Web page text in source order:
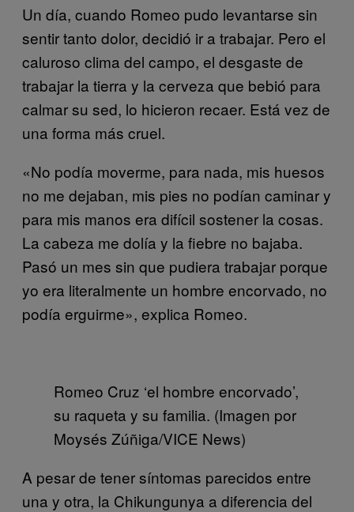
Un día, cuando Romeo pudo levantarse sin
sentir tanto dolor, decidió ir a trabajar. Pero el
caluroso clima del campo, el desgaste de
trabajar la tierra y la cerveza que bebió para
calmar su sed, lo hicieron recaer. Está vez de
una forma más cruel.
«No podía moverme, para nada, mis huesos
no me dejaban, mis pies no podían caminar y
para mis manos era difícil sostener la cosas.
La cabeza me dolía y la fiebre no bajaba.
Pasó un mes sin que pudiera trabajar porque
yo era literalmente un hombre encorvado, no
podía erguirme», explica Romeo.
Romeo Cruz ‘el hombre encorvado’,
su raqueta y su familia. (Imagen por
Moysés Zúñiga/VICE News)
A pesar de tener síntomas parecidos entre
una y otra, la Chikungunya a diferencia del